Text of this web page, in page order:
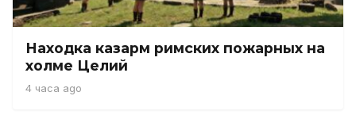
Находка казарм римских пожарных на
холме Целий
4 часа ago